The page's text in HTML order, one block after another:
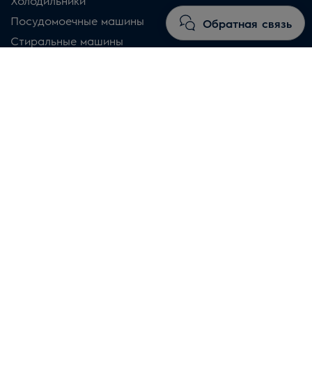
Обратная связь
Посудомоечные машины
Стиральные машины